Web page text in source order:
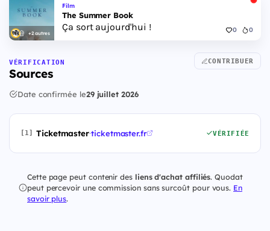
+2 autres
Film
The Summer Book
Ça sort aujourd'hui ! 0 0
VÉRIFICATION
Sources
CONTRIBUER
Date confirmée le29 juillet 2026
[1] Ticketmaster·ticketmaster.fr VÉRIFIÉE
Cette page peut contenir des liens d'achat affiliés. Quodat
peut percevoir une commission sans surcoût pour vous. En
savoir plus.